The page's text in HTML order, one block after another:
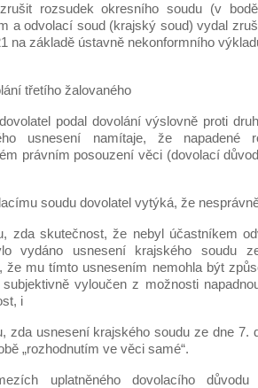
rozsudek okresního soudu (v
a odvolací soud (krajský soud) vydal
na základě ústavně nekonformního
třetího žalovaného
podal dovolání výslovně proti
usnesení namítaje, že napadené
právním posouzení věci (dovolací
soudu dovolatel vytýká, že
zda skutečnost, že nebyl účastníkem
vydáno usnesení krajského soudu
že mu tímto usnesením nemohla být
vyloučen z možnosti
i
zda usnesení krajského soudu ze dne 7.
„rozhodnutím ve věci samé“.
uplatněného dovolacího